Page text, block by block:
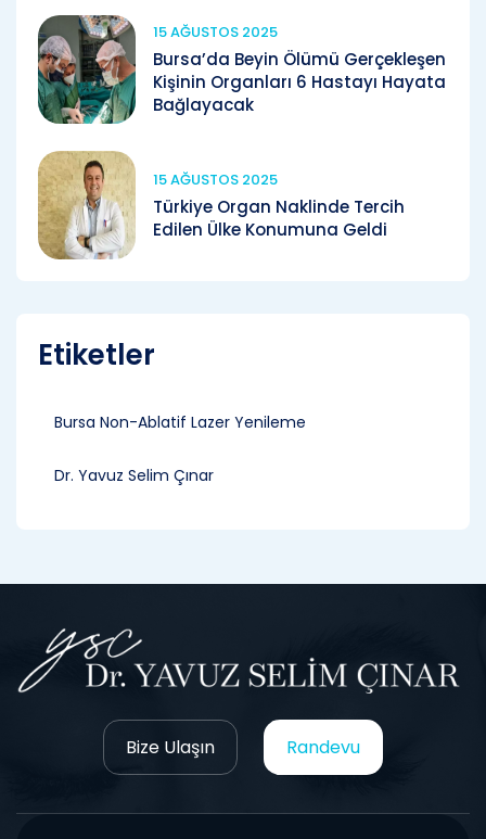
15 AĞUSTOS 2025
Bursa’da Beyin Ölümü Gerçekleşen
Kişinin Organları 6 Hastayı Hayata
Bağlayacak
15 AĞUSTOS 2025
Türkiye Organ Naklinde Tercih
Edilen Ülke Konumuna Geldi
Etiketler
Bursa Non-Ablatif Lazer Yenileme
Dr. Yavuz Selim Çınar
Bize Ulaşın Randevu